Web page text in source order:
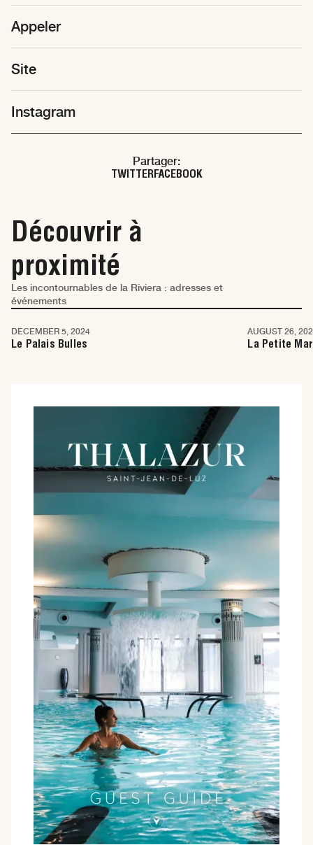
Appeler
Site
Instagram
Partager:
TWITTERFACEBOOK
Découvrir à
proximité
Les incontournables de la Riviera : adresses et
événements
Saint-Tropez
DECEMBER 5, 2024
Le Palais Bulles
AUGUST 26,
La Petite